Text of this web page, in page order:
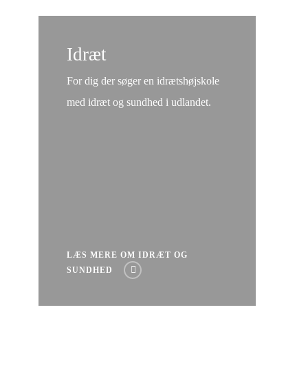
Idræt
For dig der søger en idrætshøjskole
med idræt og sundhed i udlandet.
LÆS MERE OM IDRÆT OG
SUNDHED